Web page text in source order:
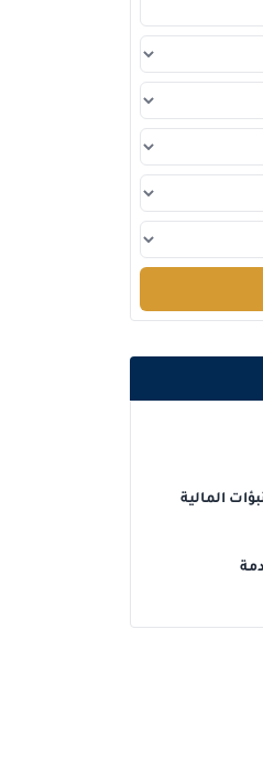
التفاصيل
التفاصيل
المالية